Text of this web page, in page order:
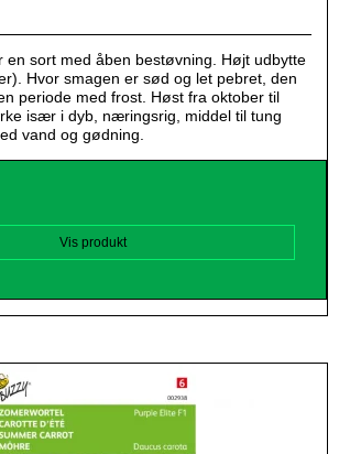
en sort med åben bestøvning. Højt udbytte
Hvor smagen er sød og let pebret, den
periode med frost. Høst fra oktober til
især i dyb, næringsrig, middel til tung
vand og gødning.
Vis produkt